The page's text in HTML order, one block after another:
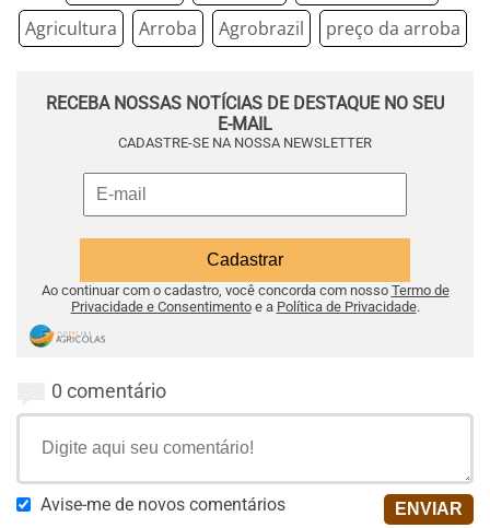
Agricultura
Arroba Agrobrazil preço da arroba
RECEBA NOSSAS NOTÍCIAS DE DESTAQUE NO SEU
E-MAIL
CADASTRE-SE NA NOSSA NEWSLETTER
Ao continuar com o cadastro, você concorda com nosso Termo de
Privacidade e Consentimentoe a Política de Privacidade.
0 comentário
Avise-me de novos comentários